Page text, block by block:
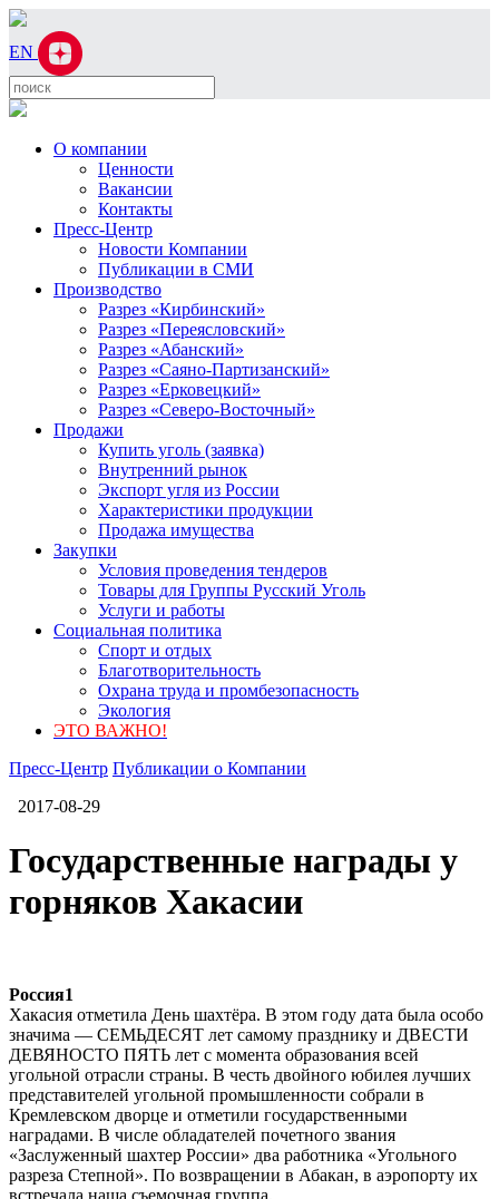
EN
О компании
Ценности
Вакансии
Контакты
Пресс-Центр
Новости Компании
Публикации в СМИ
Производство
Разрез «Кирбинский»
Разрез «Переясловский»
Разрез «Абанский»
Разрез «Саяно-Партизанский»
Разрез «Ерковецкий»
Разрез «Северо-Восточный»
Продажи
Купить уголь (заявка)
Внутренний рынок
Экспорт угля из России
Характеристики продукции
Продажа имущества
Закупки
Условия проведения тендеров
Товары для Группы Русский Уголь
Услуги и работы
Социальная политика
Спорт и отдых
Благотворительность
Охрана труда и промбезопасность
Экология
ЭТО ВАЖНО!
Пресс-Центр Публикации о Компании
2017-08-29
Государственные награды у
горняков Хакасии
Россия1
Хакасия отметила День шахтёра. В этом году дата была особо
значима — СЕМЬДЕСЯТ лет самому празднику и ДВЕСТИ
ДЕВЯНОСТО ПЯТЬ лет с момента образования всей
угольной отрасли страны. В честь двойного юбилея лучших
представителей угольной промышленности собрали в
Кремлевском дворце и отметили государственными
наградами. В числе обладателей почетного звания
«Заслуженный шахтер России» два работника «Угольного
разреза Степной». По возвращении в Абакан, в аэропорту их
встречала наша съемочная группа.